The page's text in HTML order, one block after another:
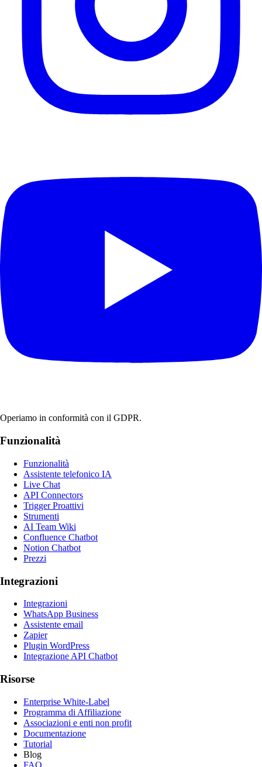
Operiamo in conformità con il GDPR.
Funzionalità
Funzionalità
Assistente telefonico IA
Live Chat
API Connectors
Trigger Proattivi
Strumenti
AI Team Wiki
Confluence Chatbot
Notion Chatbot
Prezzi
Integrazioni
Integrazioni
WhatsApp Business
Assistente email
Zapier
Plugin WordPress
Integrazione API Chatbot
Risorse
Enterprise White-Label
Programma di Affiliazione
Associazioni e enti non profit
Documentazione
Tutorial
Blog
FAQ